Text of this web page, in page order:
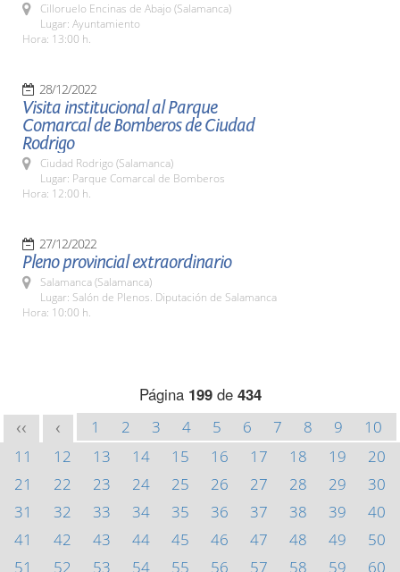
Cilloruelo Encinas de Abajo (Salamanca)
Lugar: Ayuntamiento
Hora: 13:00 h.
28/12/2022
Visita institucional al Parque
Comarcal de Bomberos de Ciudad
Rodrigo
Ciudad Rodrigo (Salamanca)
Lugar: Parque Comarcal de Bomberos
Hora: 12:00 h.
27/12/2022
Pleno provincial extraordinario
Salamanca (Salamanca)
Lugar: Salón de Plenos. Diputación de Salamanca
Hora: 10:00 h.
Página 199de 434
<< < 1 2 3 4 5 6 7 8 9
10
11
12 13 14 15 16 17 18 19
20
21
22 23 24 25 26 27 28 29
30
31
32 33 34 35 36 37 38 39
40
41
42 43 44 45 46 47 48 49
50
51
52 53 54 55 56 57 58 59
60